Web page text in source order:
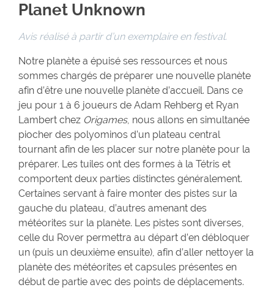
Planet Unknown
Avis réalisé à partir d’un exemplaire en festival.
Notre planète a épuisé ses ressources et nous
sommes chargés de préparer une nouvelle planète
afin d’être une nouvelle planète d’accueil. Dans ce
jeu pour 1 à 6 joueurs de Adam Rehberg et Ryan
Lambert chez Origames, nous allons en simultanée
piocher des polyominos d’un plateau central
tournant afin de les placer sur notre planète pour la
préparer. Les tuiles ont des formes à la Tétris et
comportent deux parties distinctes généralement.
Certaines servant à faire monter des pistes sur la
gauche du plateau, d’autres amenant des
météorites sur la planète. Les pistes sont diverses,
celle du Rover permettra au départ d’en débloquer
un (puis un deuxième ensuite), afin d’aller nettoyer la
planète des météorites et capsules présentes en
début de partie avec des points de déplacements.